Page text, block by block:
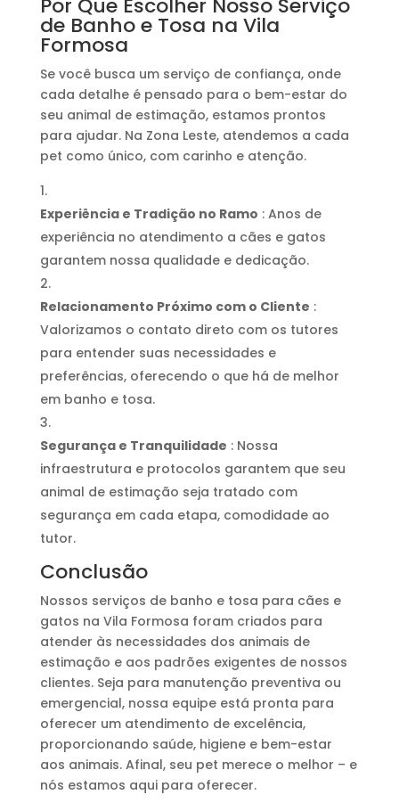
Por Que Escolher Nosso Serviço
de Banho e Tosa na Vila
Formosa
Se você busca um serviço de confiança, onde
cada detalhe é pensado para o bem-estar do
seu animal de estimação, estamos prontos
para ajudar. Na Zona Leste, atendemos a cada
pet como único, com carinho e atenção.
Experiência e Tradição no Ramo : Anos de
experiência no atendimento a cães e gatos
garantem nossa qualidade e dedicação.
Relacionamento Próximo com o Cliente :
Valorizamos o contato direto com os tutores
para entender suas necessidades e
preferências, oferecendo o que há de melhor
em banho e tosa.
Segurança e Tranquilidade : Nossa
infraestrutura e protocolos garantem que seu
animal de estimação seja tratado com
segurança em cada etapa, comodidade ao
tutor.
Conclusão
Nossos serviços de banho e tosa para cães e
gatos na Vila Formosa foram criados para
atender às necessidades dos animais de
estimação e aos padrões exigentes de nossos
clientes. Seja para manutenção preventiva ou
emergencial, nossa equipe está pronta para
oferecer um atendimento de excelência,
proporcionando saúde, higiene e bem-estar
aos animais. Afinal, seu pet merece o melhor – e
nós estamos aqui para oferecer.